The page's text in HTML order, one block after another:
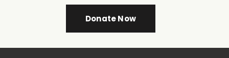
Donate Now